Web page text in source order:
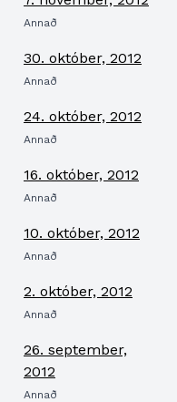
Annað
30. október, 2012
Annað
24. október, 2012
Annað
16. október, 2012
Annað
10. október, 2012
Annað
2. október, 2012
Annað
26. september,
2012
Annað